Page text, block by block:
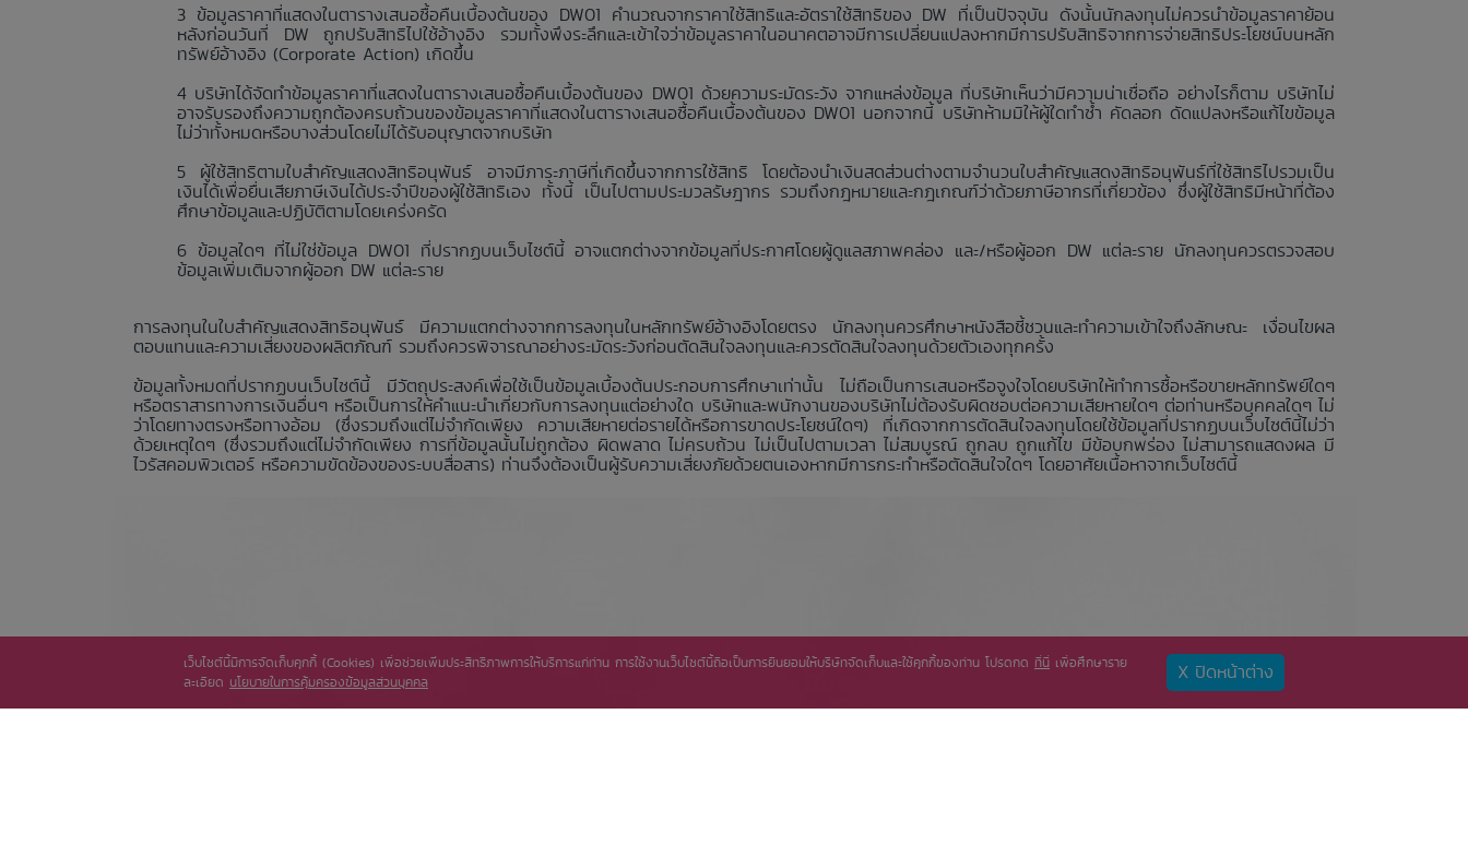
ข้อมูลราคาที่แสดงในตารางเสนอซื้อคืนเบื้องต้นของ DW01 คำนวณจากราคาใช้สิทธิและอัตราใช้สิทธิของ DW ที่เป็นปัจจุบัน ดังนั้นนักลงทุนไม่ควรนำข้อมูลราคาย้อน
หลังก่อนวันที่ DW ถูกปรับสิทธิไปใช้อ้างอิง รวมทั้งพึงระลึกและเข้าใจว่าข้อมูลราคาในอนาคตอาจมีการเปลี่ยนแปลงหากมีการปรับสิทธิจากการจ่ายสิทธิประโยชน์บนหลัก
ทรัพย์อ้างอิง (Corporate Action) เกิดขึ้น
บริษัทได้จัดทำข้อมูลราคาที่แสดงในตารางเสนอซื้อคืนเบื้องต้นของ DW01 ด้วยความระมัดระวัง จากแหล่งข้อมูล ที่บริษัทเห็นว่ามีความน่าเชื่อถือ อย่างไรก็ตาม บริษัทไม่
อาจรับรองถึงความถูกต้องครบถ้วนของข้อมูลราคาที่แสดงในตารางเสนอซื้อคืนเบื้องต้นของ DW01 นอกจากนี้ บริษัทห้ามมิให้ผู้ใดทำซ้ำ คัดลอก ดัดแปลงหรือแก้ไขข้อมูล
ไม่ว่าทั้งหมดหรือบางส่วนโดยไม่ได้รับอนุญาตจากบริษัท
ผู้ใช้สิทธิตามใบสำคัญแสดงสิทธิอนุพันธ์ อาจมีภาระภาษีที่เกิดขึ้นจากการใช้สิทธิ โดยต้องนำเงินสดส่วนต่างตามจำนวนใบสำคัญแสดงสิทธิอนุพันธ์ที่ใช้สิทธิไปรวมเป็น
เงินได้เพื่อยื่นเสียภาษีเงินได้ประจำปีของผู้ใช้สิทธิเอง ทั้งนี้ เป็นไปตามประมวลรัษฎากร รวมถึงกฎหมายและกฎเกณฑ์ว่าด้วยภาษีอากรที่เกี่ยวข้อง ซึ่งผู้ใช้สิทธิมีหน้าที่ต้อง
ศึกษาข้อมูลและปฏิบัติตามโดยเคร่งครัด
ข้อมูลใดๆ ที่ไม่ใช่ข้อมูล DW01 ที่ปรากฏบนเว็บไซต์นี้ อาจแตกต่างจากข้อมูลที่ประกาศโดยผู้ดูแลสภาพคล่อง และ/หรือผู้ออก DW แต่ละราย นักลงทุนควรตรวจสอบ
ข้อมูลเพิ่มเติมจากผู้ออก DW แต่ละราย
การลงทุนในใบสำคัญแสดงสิทธิอนุพันธ์ มีความแตกต่างจากการลงทุนในหลักทรัพย์อ้างอิงโดยตรง นักลงทุนควรศึกษาหนังสือชี้ชวนและทำความเข้าใจถึงลักษณะ เงื่อนไขผล
ตอบแทนและความเสี่ยงของผลิตภัณฑ์ รวมถึงควรพิจารณาอย่างระมัดระวังก่อนตัดสินใจลงทุนและควรตัดสินใจลงทุนด้วยตัวเองทุกครั้ง
ข้อมูลทั้งหมดที่ปรากฏบนเว็บไซต์นี้ มีวัตถุประสงค์เพื่อใช้เป็นข้อมูลเบื้องต้นประกอบการศึกษาเท่านั้น ไม่ถือเป็นการเสนอหรือจูงใจโดยบริษัทให้ทำการซื้อหรือขายหลักทรัพย์ใดๆ
หรือตราสารทางการเงินอื่นๆ หรือเป็นการให้คำแนะนำเกี่ยวกับการลงทุนแต่อย่างใด บริษัทและพนักงานของบริษัทไม่ต้องรับผิดชอบต่อความเสียหายใดๆ ต่อท่านหรือบุคคลใดๆ ไม่
ว่าโดยทางตรงหรือทางอ้อม (ซึ่งรวมถึงแต่ไม่จำกัดเพียง ความเสียหายต่อรายได้หรือการขาดประโยชน์ใดๆ) ที่เกิดจากการตัดสินใจลงทุนโดยใช้ข้อมูลที่ปรากฏบนเว็บไซต์นี้ไม่ว่า
ด้วยเหตุใดๆ (ซึ่งรวมถึงแต่ไม่จำกัดเพียง การที่ข้อมูลนั้นไม่ถูกต้อง ผิดพลาด ไม่ครบถ้วน ไม่เป็นไปตามเวลา ไม่สมบูรณ์ ถูกลบ ถูกแก้ไข มีข้อบกพร่อง ไม่สามารถแสดงผล มี
ไวรัสคอมพิวเตอร์ หรือความขัดข้องของระบบสื่อสาร) ท่านจึงต้องเป็นผู้รับความเสี่ยงภัยด้วยตนเองหากมีการกระทำหรือตัดสินใจใดๆ โดยอาศัยเนื้อหาจากเว็บไซต์นี้
เว็บไซต์นี้มีการจัดเก็บคุกกี้ (Cookies) เพื่อช่วยเพิ่มประสิทธิภาพการให้บริการแก่ท่าน การใช้งานเว็บไซต์นี้ถือเป็นการยินยอมให้บริษัทจัดเก็บและใช้คุกกี้ของท่าน โปรดกด ที่นี่ เพื่อศึกษาราย
ละเอียด นโยบายในการคุ้มครองข้อมูลส่วนบุคคล X ปิดหน้าต่าง